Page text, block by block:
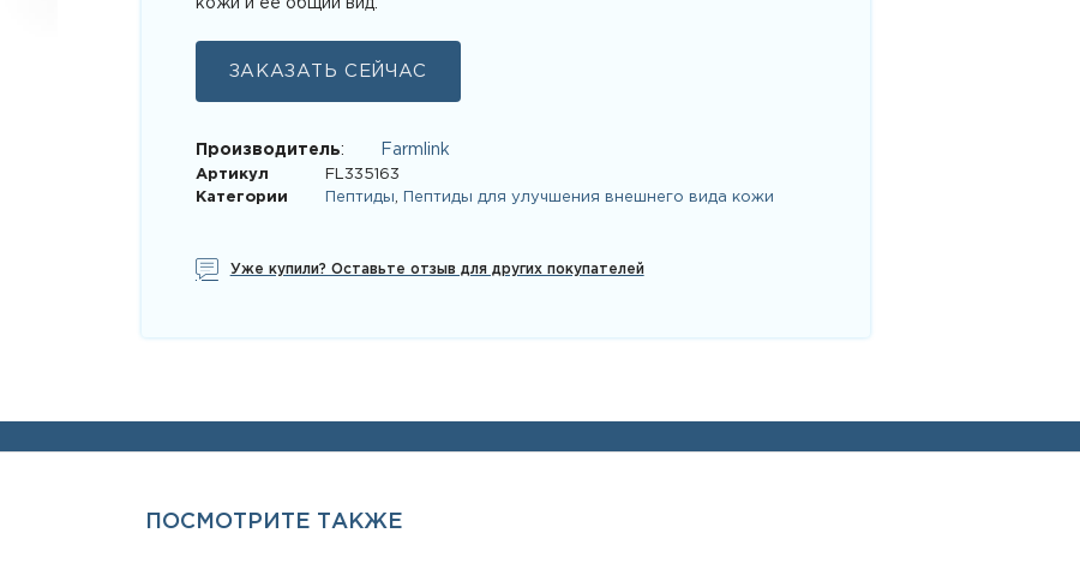
кожи и ее общий вид.
ЗАКАЗАТЬ СЕЙЧАС
Производитель: Farmlink
Артикул
FL335163
Категории
Пептиды Пептиды для улучшения внешнего вида кожи
Уже купили? Оставьте отзыв для других покупателей
ПОСМОТРИТЕ ТАКЖЕ